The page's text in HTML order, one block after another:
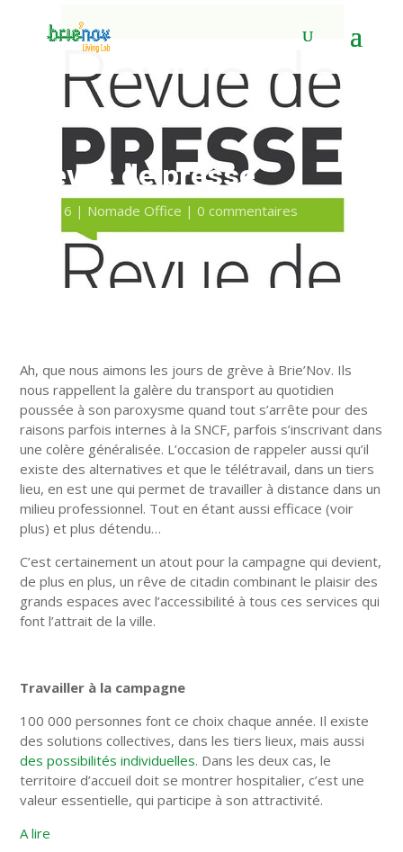
La revue de presse
9 Mar 2016 | Nomade Office | 0 commentaires
Ah, que nous aimons les jours de grève à Brie’Nov. Ils
nous rappellent la galère du transport au quotidien
poussée à son paroxysme quand tout s’arrête pour des
raisons parfois internes à la SNCF, parfois s’inscrivant dans
une colère généralisée. L’occasion de rappeler aussi qu’il
existe des alternatives et que le télétravail, dans un tiers
lieu, en est une qui permet de travailler à distance dans un
milieu professionnel. Tout en étant aussi efficace (voir
plus) et plus détendu…
C’est certainement un atout pour la campagne qui devient,
de plus en plus, un rêve de citadin combinant le plaisir des
grands espaces avec l’accessibilité à tous ces services qui
font l’attrait de la ville.
Travailler à la campagne
100 000 personnes font ce choix chaque année. Il existe
des solutions collectives, dans les tiers lieux, mais aussi
des possibilités individuelles. Dans les deux cas, le
territoire d’accueil doit se montrer hospitalier, c’est une
valeur essentielle, qui participe à son attractivité.
A lire